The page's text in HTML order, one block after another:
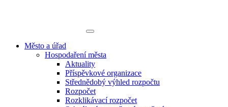
Město a úřad
Hospodaření města
Aktuality
Příspěvkové organizace
Střednědobý výhled rozpočtu
Rozpočet
Rozklikávací rozpočet